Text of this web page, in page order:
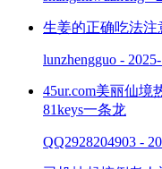
生姜的正确吃法
lunzhengguo -
45ur.com美丽仙境
81keys一条龙
QQ2928204903 -